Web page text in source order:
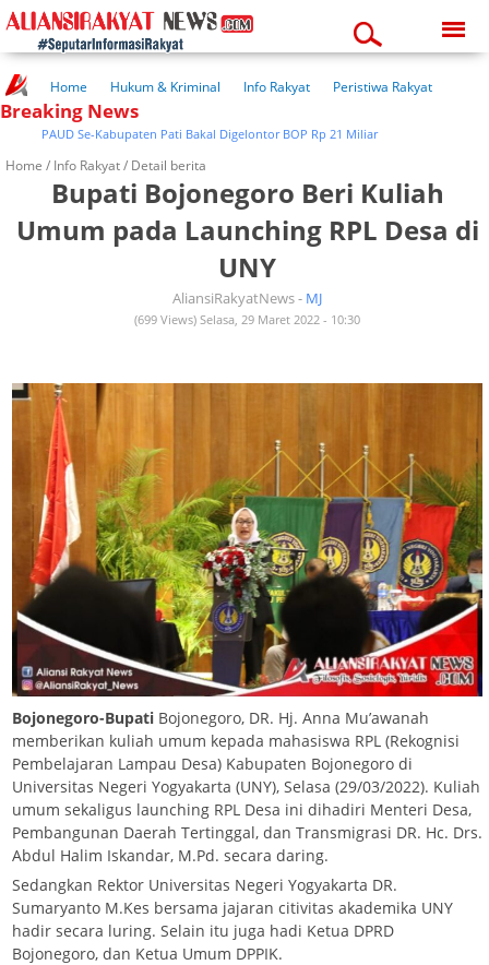
10:22:44 pm
Home Hukum & Kriminal Info Rakyat
Peristiwa Rakyat
Kuliner Rakyat
Wisata Rakyat
Pendidikan
Kesehatan
Breaking News
PAUD Se-Kabupaten Pati Bakal Digelontor BOP Rp 21 Miliar
Home / Info Rakyat/ Detail berita
Bupati Bojonegoro Beri Kuliah
Umum pada Launching RPL Desa di
UNY
AliansiRakyatNews - MJ
(699 Views) Selasa, 29 Maret 2022 - 10:30
Bojonegoro-Bupati Bojonegoro, DR. Hj. Anna Mu’awanah
memberikan kuliah umum kepada mahasiswa RPL (Rekognisi
Pembelajaran Lampau Desa) Kabupaten Bojonegoro di
Universitas Negeri Yogyakarta (UNY), Selasa (29/03/2022). Kuliah
umum sekaligus launching RPL Desa ini dihadiri Menteri Desa,
Pembangunan Daerah Tertinggal, dan Transmigrasi DR. Hc. Drs.
Abdul Halim Iskandar, M.Pd. secara daring.
Sedangkan Rektor Universitas Negeri Yogyakarta DR.
Sumaryanto M.Kes bersama jajaran citivitas akademika UNY
hadir secara luring. Selain itu juga hadi Ketua DPRD
Bojonegoro, dan Ketua Umum DPPIK.